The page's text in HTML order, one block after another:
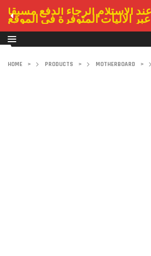
الاستلام الرجاء الدفع مسبقا
الاليات المتوفرة في الموقع
HOME > PRODUCTS > MOTHERBOARD >